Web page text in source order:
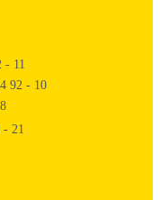
- 11
92 - 10
- 21